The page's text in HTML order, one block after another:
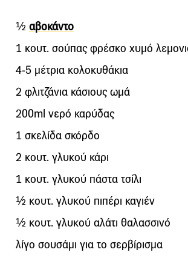
½ αβοκάντο
1 κουτ. σούπας φρέσκο χυμό
4-5 μέτρια κολοκυθάκια
2 φλιτζάνια κάσιους ωμά
200ml νερό καρύδας
1 σκελίδα σκόρδο
2 κουτ. γλυκού κάρι
1 κουτ. γλυκού πάστα τσίλι
½ κουτ. γλυκού πιπέρι καγιέν
½ κουτ. γλυκού αλάτι θαλασσινό
λίγο σουσάμι για το σερβίρισμα